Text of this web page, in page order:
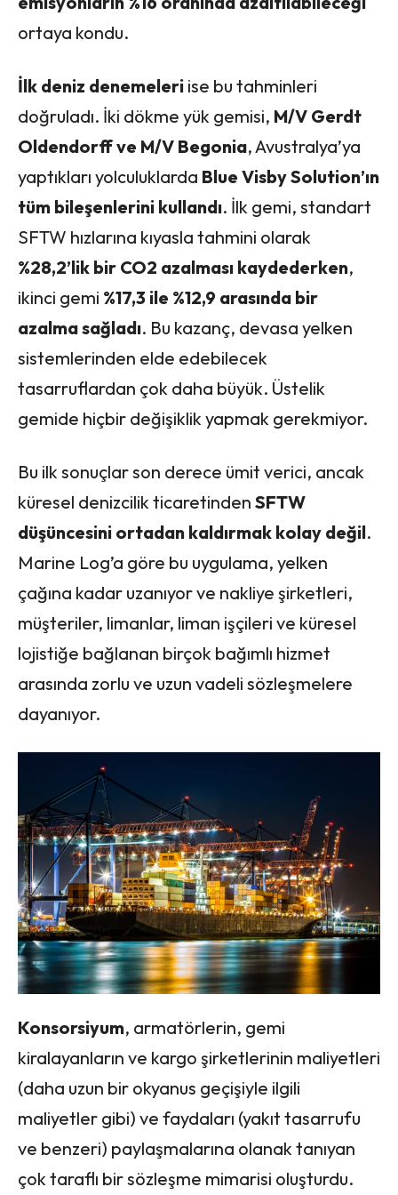
ortaya kondu.
İlk deniz denemeleri ise bu tahminleri
doğruladı. İki dökme yük gemisi, M/V Gerdt
Oldendorff ve M/V Begonia, Avustralya’ya
yaptıkları yolculuklarda Blue Visby Solution’ın
tüm bileşenlerini kullandı. İlk gemi, standart
SFTW hızlarına kıyasla tahmini olarak
%28,2’lik bir CO2 azalması kaydederken,
ikinci gemi %17,3 ile %12,9 arasında bir
azalma sağladı. Bu kazanç, devasa yelken
sistemlerinden elde edebilecek
tasarruflardan çok daha büyük. Üstelik
gemide hiçbir değişiklik yapmak gerekmiyor.
Bu ilk sonuçlar son derece ümit verici, ancak
küresel denizcilik ticaretinden SFTW
düşüncesini ortadan kaldırmak kolay değil.
Marine Log’a göre bu uygulama, yelken
çağına kadar uzanıyor ve nakliye şirketleri,
müşteriler, limanlar, liman işçileri ve küresel
lojistiğe bağlanan birçok bağımlı hizmet
arasında zorlu ve uzun vadeli sözleşmelere
dayanıyor.
Konsorsiyum, armatörlerin, gemi
kiralayanların ve kargo şirketlerinin maliyetleri
(daha uzun bir okyanus geçişiyle ilgili
maliyetler gibi) ve faydaları (yakıt tasarrufu
ve benzeri) paylaşmalarına olanak tanıyan
çok taraflı bir sözleşme mimarisi oluşturdu.